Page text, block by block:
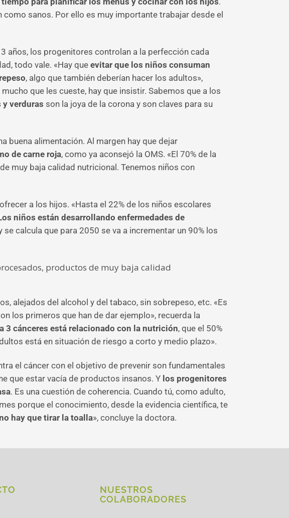
sanos. Por ello es muy importante trabajar desde el
años, los progenitores controlan a la perfección cada
todo vale. «Hay que evitar que los niños consuman
, algo que también deberían hacer los adultos»,
que les cueste, hay que insistir. Sabemos que a los
y verduras son la joya de la corona y son claves para su
buena alimentación. Al margen hay que dejar
de carne roja, como ya aconsejó la OMS. «El 70% de la
muy baja calidad nutricional. Tenemos niños con
a los hijos. «Hasta el 22% de los niños escolares
niños están desarrollando enfermedades de
calcula que para 2050 se va a incrementar un 90% los
productos de muy baja calidad
alejados del alcohol y del tabaco, sin sobrepeso, etc. «Es
los primeros que han de dar ejemplo», recuerda la
3 cánceres está relacionado con la nutrición, que el 50%
está en situación de riesgo a corto y medio plazo».
el cáncer con el objetivo de prevenir son fundamentales
que estar vacía de productos insanos. Y los progenitores
. Es una cuestión de coherencia. Cuando tú, como adulto,
porque el conocimiento, desde la evidencia científica, te
hay que tirar la toalla», concluye la doctora.
NUESTROS
COLABORADORES